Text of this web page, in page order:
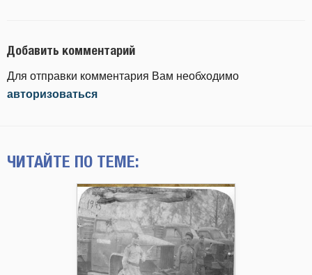
Добавить комментарий
Для отправки комментария Вам необходимо
авторизоваться
ЧИТАЙТЕ ПО ТЕМЕ: